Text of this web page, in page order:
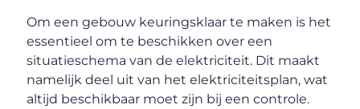
Om een gebouw keuringsklaar te maken is het
essentieel om te beschikken over een
situatieschema van de elektriciteit. Dit maakt
namelijk deel uit van het elektriciteitsplan, wat
altijd beschikbaar moet zijn bij een controle.